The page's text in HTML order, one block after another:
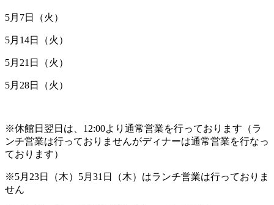
5月7日（火）
5月14日（火）
5月21日（火）
5月28日（火）
※休館日翌日は、12:00より通常営業を行っております（ラ
ンチ営業は行っておりませんがディナーは通常営業を行なっ
ております）
※5月23日（木）5月31日（木）はランチ営業は行っておりま
せん